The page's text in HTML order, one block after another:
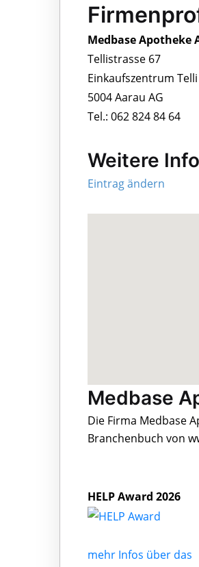
Medbase Apotheke
Tellistrasse 67
Einkaufszentrum Telli
5004 Aarau AG
Tel.: 062 824 84 64
Weitere
Eintrag ändern
Medbase
Die Firma Medbase
Branchenbuch von
HELP Award 2026
mehr Infos über das